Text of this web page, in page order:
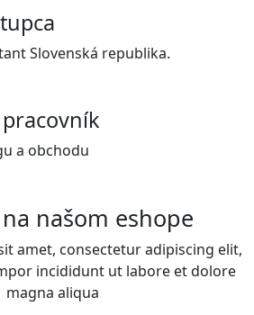
Slovenská republika.
a obchodu
našom eshope
amet, consectetur adipiscing elit,
incididunt ut labore et dolore
magna aliqua